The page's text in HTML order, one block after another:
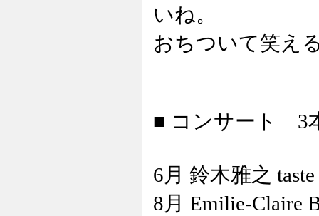
いね。
おちついて笑え
■ コンサート 3
6月 鈴木雅之
8月 Emilie-Claire